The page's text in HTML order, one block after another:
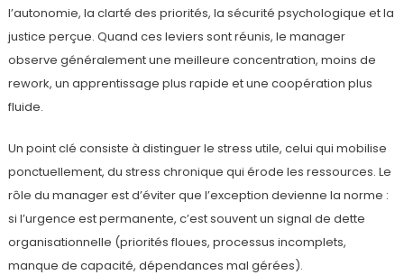
l’autonomie, la clarté des priorités, la sécurité psychologique et la
justice perçue. Quand ces leviers sont réunis, le manager
observe généralement une meilleure concentration, moins de
rework, un apprentissage plus rapide et une coopération plus
fluide.
Un point clé consiste à distinguer le stress utile, celui qui mobilise
ponctuellement, du stress chronique qui érode les ressources. Le
rôle du manager est d’éviter que l’exception devienne la norme :
si l’urgence est permanente, c’est souvent un signal de dette
organisationnelle (priorités floues, processus incomplets,
manque de capacité, dépendances mal gérées).